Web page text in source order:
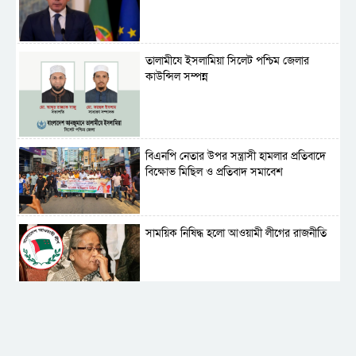
‎তালামীযে ইসলামিয়া সিলেট পশ্চিম জেলার
কাউন্সিল সম্পন্ন
বিএনপি নেতার উপর সন্ত্রাসী হামলার প্রতিবাদে
বিক্ষোভ মিছিল ও প্রতিবাদ সমাবেশ
সাময়িক নিষিদ্ধ হলো আওয়ামী লীগের রাজনীতি